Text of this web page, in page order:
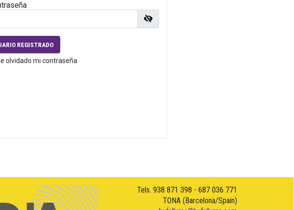
REGISTRADO
olvidado mi contraseña
Tels. 938 871 398 - 687 036 771
TONA (Barcelona/Spain)